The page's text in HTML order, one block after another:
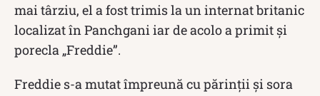
mai târziu, el a fost trimis la un internat britanic
localizat în Panchgani iar de acolo a primit și
porecla „Freddie”.
Freddie s-a mutat împreună cu părinții și sora